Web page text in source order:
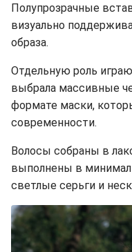
Полупрозрачные
визуально
образа.
Отдельную роль
выбрала массивные
формате маски,
современности.
Волосы собраны в
выполнены в
светлые серьги и